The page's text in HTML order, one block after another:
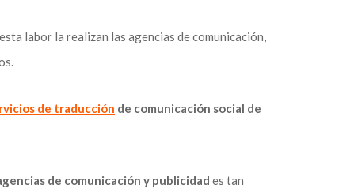
labor la realizan las agencias de comunicación,
de traducción de comunicación social de
de comunicación y publicidad es tan